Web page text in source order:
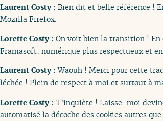
Laurent Costy : Bien dit et belle référence !
Mozilla Firefox.
Lorette Costy : On voit bien la transition ! En
Framasoft, numérique plus respectueux et
Laurent Costy :Waouh ! Merci pour cette
léchée ! Plein de respect à moi et surtout à
Lorette Costy : T’inquiète ! Laisse-moi
automatisé la décoche des cookies autres